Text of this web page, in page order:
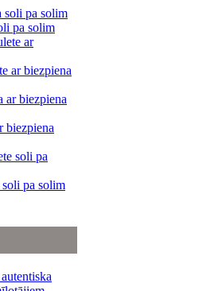
pa solim
ar biezpiena
biezpiena
pa solim